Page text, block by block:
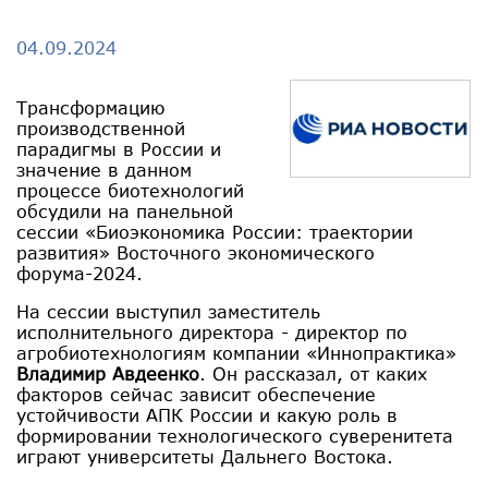
04.09.2024
Трансформацию
производственной
парадигмы в России и
значение в данном
процессе биотехнологий
обсудили на панельной
сессии «Биоэкономика России: траектории
развития» Восточного экономического
форума-2024.
На сессии выступил заместитель
исполнительного директора - директор по
агробиотехнологиям компании «Иннопрактика»
Владимир Авдеенко. Он рассказал, от каких
факторов сейчас зависит обеспечение
устойчивости АПК России и какую роль в
формировании технологического суверенитета
играют университеты Дальнего Востока.